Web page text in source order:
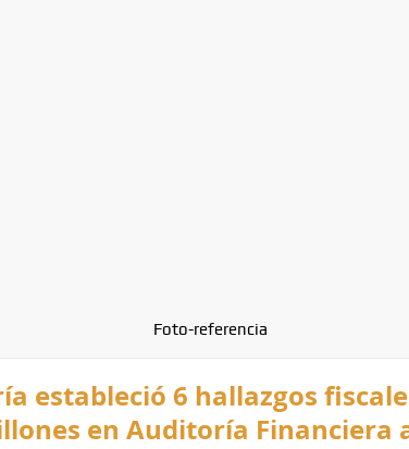
Foto-referencia
estableció 6 hallazgos
en Auditoría Financiera